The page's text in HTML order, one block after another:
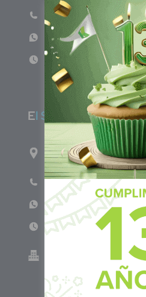
Teléfono: (601) 522
WhatsApp: +57 317
Lun - Vie 8:00am -
El Salvador
1ro Cll Pte, y 61 Av Nte,
Salvador Centro
Teléfono: +503 6986
WhatsApp: +503 7687
Lun - Vie 8:00am -
Green Know S.A de